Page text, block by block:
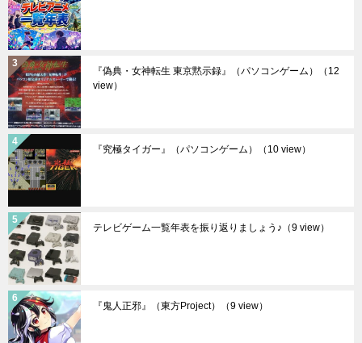
『偽典・女神転生 東京黙示録』（パソコンゲーム）
（12
view）
『究極タイガー』（パソコンゲーム） （10 view）
テレビゲーム一覧年表を振り返りましょう♪ （9 view）
『鬼人正邪』（東方Project） （9 view）